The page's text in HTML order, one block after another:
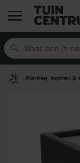
Logo
Planten, bomen &